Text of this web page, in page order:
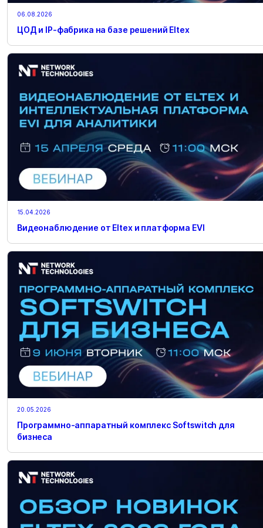
06.08.2026
ЦОД и IP-фабрика на базе решений Eltex
15.04.2026
Видеонаблюдение от Eltex и платформа EVI
20.05.2026
Программно-аппаратный комплекс Softswitch для
бизнеса